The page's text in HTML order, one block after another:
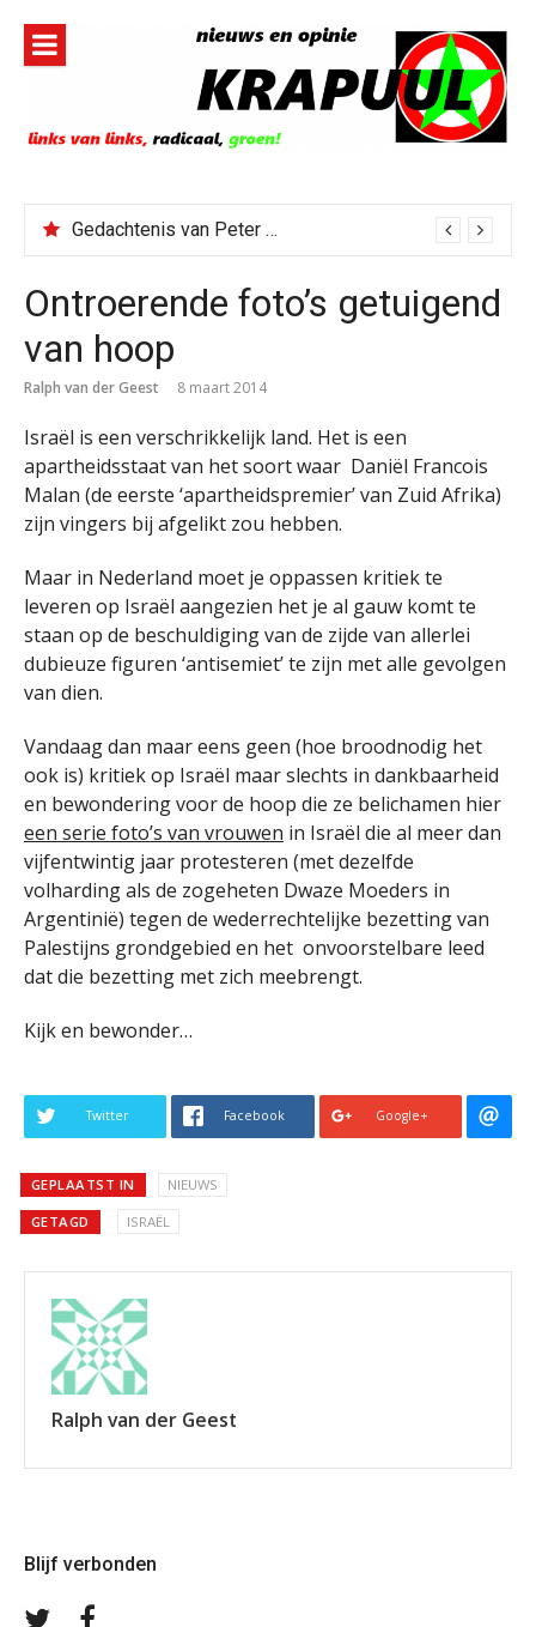
inhoud
Gedachtenis van Peter Faber
Ontroerende foto’s getuigend
van hoop
Ralph van der Geest 8 maart 2014
Israël is een verschrikkelijk land. Het is een
apartheidsstaat van het soort waar Daniël Francois
Malan (de eerste ‘apartheidspremier’ van Zuid Afrika)
zijn vingers bij afgelikt zou hebben.
Maar in Nederland moet je oppassen kritiek te
leveren op Israël aangezien het je al gauw komt te
staan op de beschuldiging van de zijde van allerlei
dubieuze figuren ‘antisemiet’ te zijn met alle gevolgen
van dien.
Vandaag dan maar eens geen (hoe broodnodig het
ook is) kritiek op Israël maar slechts in dankbaarheid
en bewondering voor de hoop die ze belichamen hier
een serie foto’s van vrouwen in Israël die al meer dan
vijfentwintig jaar protesteren (met dezelfde
volharding als de zogeheten Dwaze Moeders in
Argentinië) tegen de wederrechtelijke bezetting van
Palestijns grondgebied en het onvoorstelbare leed
dat die bezetting met zich meebrengt.
Kijk en bewonder…
Twitter Facebook Google+
GEPLAATST IN NIEUWS
GETAGD ISRAËL
Ralph van der Geest
Blijf verbonden
Volg